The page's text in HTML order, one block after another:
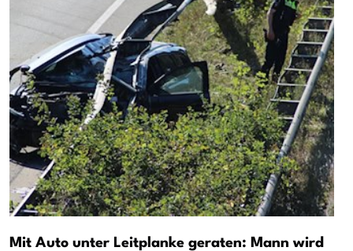
Mit Auto unter Leitplanke geraten: Mann wird